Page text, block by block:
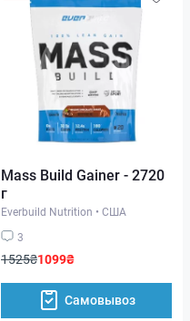
Mass Build Gainer - 2720
г
Everbuild Nutrition • США
3
1525₴1099₴
Самовывоз